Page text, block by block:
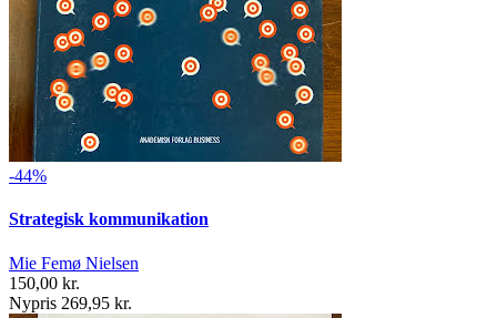
-44%
Strategisk kommunikation
Mie Femø Nielsen
150,00 kr.
Nypris 269,95 kr.